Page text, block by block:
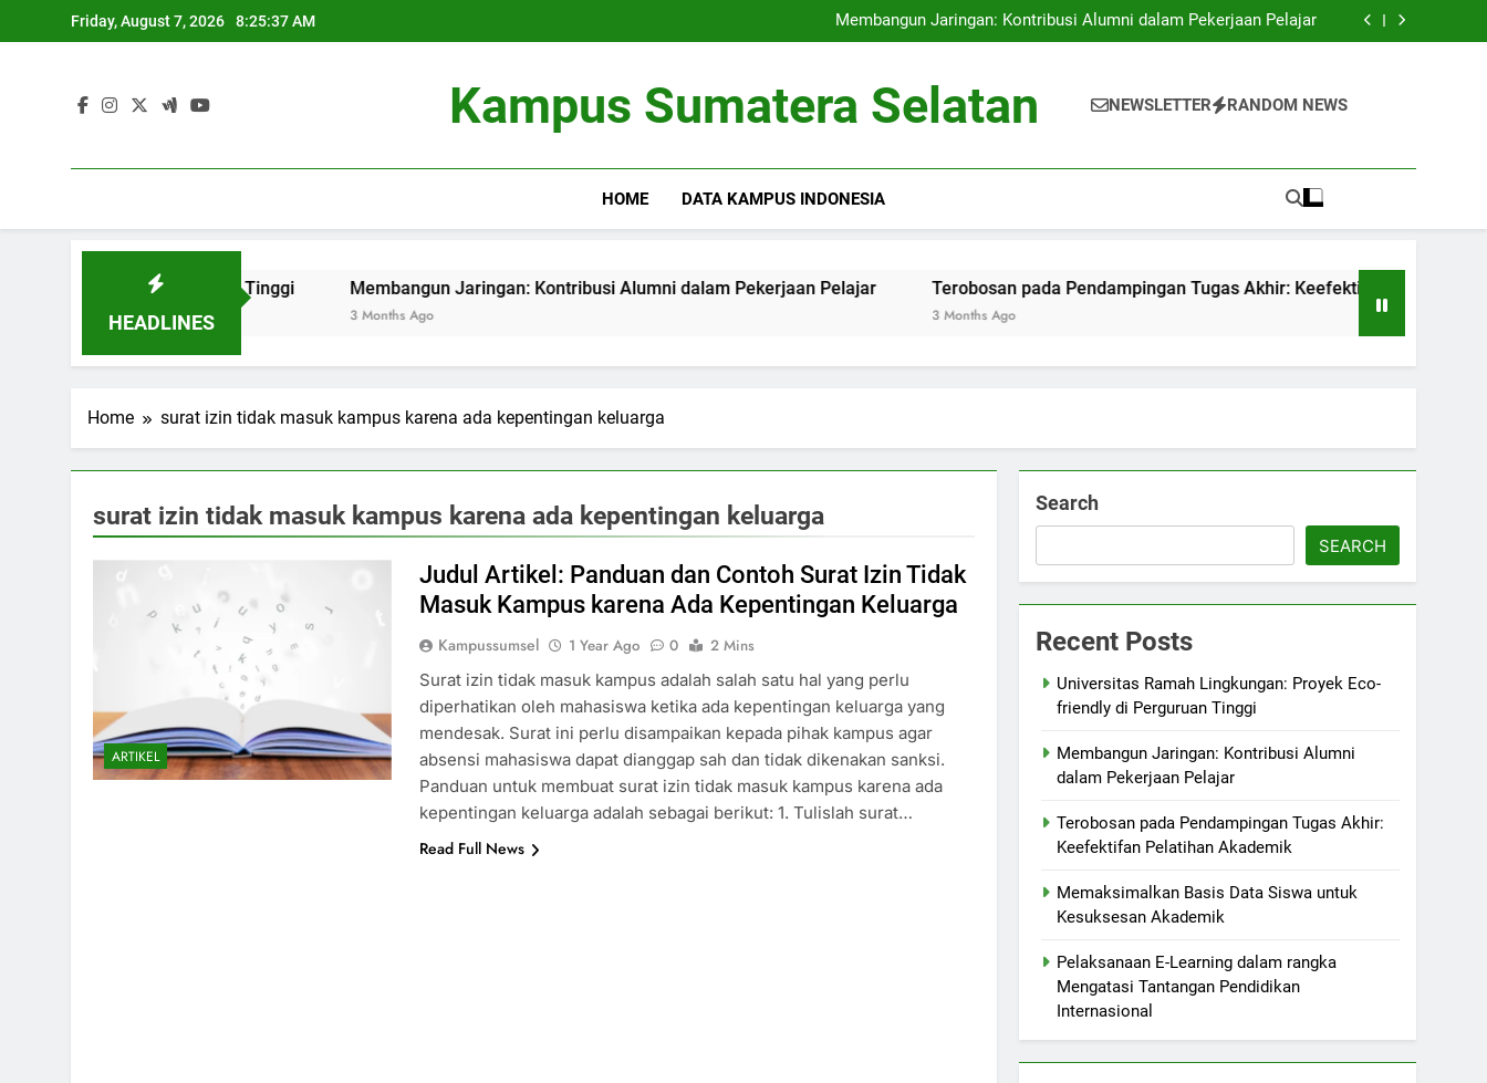
to
Friday, August 7, 2026 8:25:37 AM
Membangun Jaringan: Kontribusi Alumni dalam Pekerjaan Pelajar
Terobosan pada Pendampingan Tugas Akhir: Keefektifan Pelatihan
Membangun Jaringan: Kontribusi Alumni dalam Pekerjaan Pelajar
Terobosan pada Pendampingan Tugas Akhir: Keefektifan Pelatihan
Kampus Sumatera Selatan NEWSLETTER RANDOM NEWS
HOME DATA KAMPUS INDONESIA
HEADLINES
di Perguruan Tinggi Membangun Jaringan: Kontribusi Alumni dalam Pekerjaan Pelajar
3 Months Ago
Terobosan pada Pendampingan Tugas Akhir: Keefektifan Pelatihan Akademik
3 Months Ago
Home surat izin tidak masuk kampus karena ada kepentingan keluarga
surat izin tidak masuk kampus karena ada kepentingan keluarga
ARTIKEL
Judul Artikel: Panduan dan Contoh Surat Izin Tidak
Masuk Kampus karena Ada Kepentingan Keluarga
Kampussumsel 1 Year Ago 0
2 Mins
Surat izin tidak masuk kampus adalah salah satu hal yang perlu
diperhatikan oleh mahasiswa ketika ada kepentingan keluarga yang
mendesak. Surat ini perlu disampaikan kepada pihak kampus agar
absensi mahasiswa dapat dianggap sah dan tidak dikenakan sanksi.
Panduan untuk membuat surat izin tidak masuk kampus karena ada
kepentingan keluarga adalah sebagai berikut: 1. Tulislah surat…
Read Full News
Search
SEARCH
Recent Posts
Universitas Ramah Lingkungan: Proyek Eco-
friendly di Perguruan Tinggi
Membangun Jaringan: Kontribusi Alumni
dalam Pekerjaan Pelajar
Terobosan pada Pendampingan Tugas Akhir:
Keefektifan Pelatihan Akademik
Memaksimalkan Basis Data Siswa untuk
Kesuksesan Akademik
Pelaksanaan E-Learning dalam rangka
Mengatasi Tantangan Pendidikan
Internasional